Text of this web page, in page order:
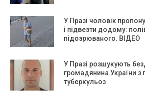
У Празі чоловік
і підвезти додому:
підозрюваного. ВІДЕО
У Празі розшукують
громадянина України з
туберкульоз